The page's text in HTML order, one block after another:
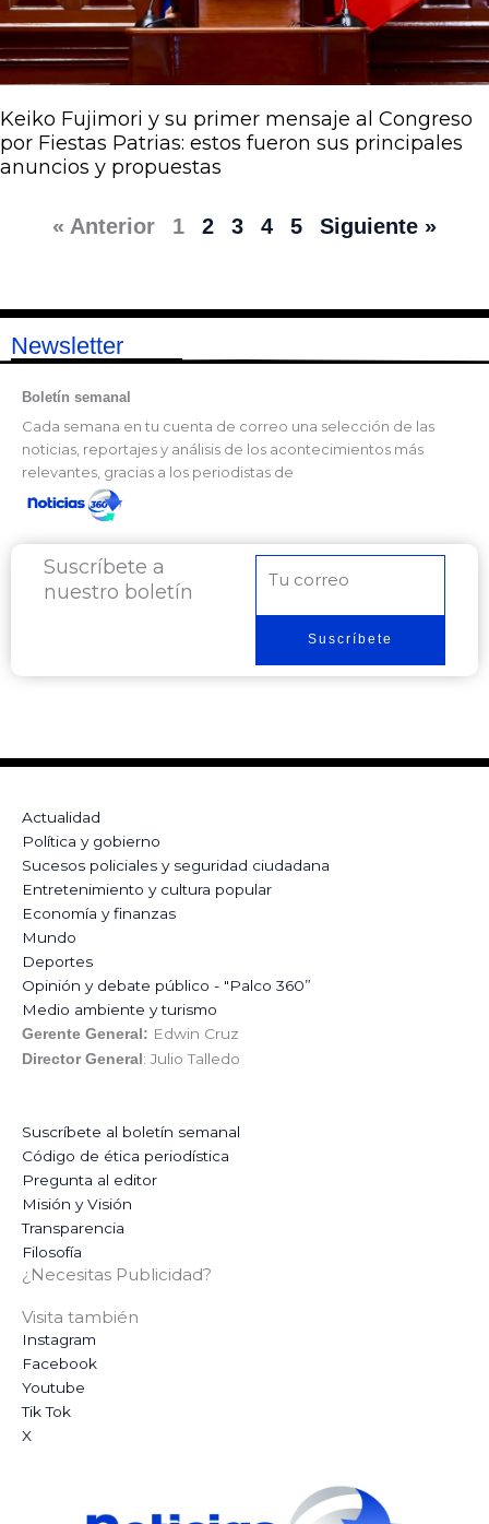
Keiko Fujimori y su primer mensaje al Congreso
por Fiestas Patrias: estos fueron sus principales
anuncios y propuestas
« Anterior 1 2 3 4 5 Siguiente »
Newsletter
Boletín semanal
Cada semana en tu cuenta de correo una selección de las
noticias, reportajes y análisis de los acontecimientos más
relevantes, gracias a los periodistas de
Suscríbete a
nuestro boletín
electrónico
Suscríbete
Actualidad
Política y gobierno
Sucesos policiales y seguridad ciudadana
Entretenimiento y cultura popular
Economía y finanzas
Mundo
Deportes
Opinión y debate público - "Palco 360”
Medio ambiente y turismo
Gerente General: Edwin Cruz
Director General : Julio Talledo
Suscríbete al boletín semanal
Código de ética periodística
Pregunta al editor
Misión y Visión
Transparencia
Filosofía
¿Necesitas Publicidad?
Visita también
Instagram
Facebook
Youtube
Tik Tok
X